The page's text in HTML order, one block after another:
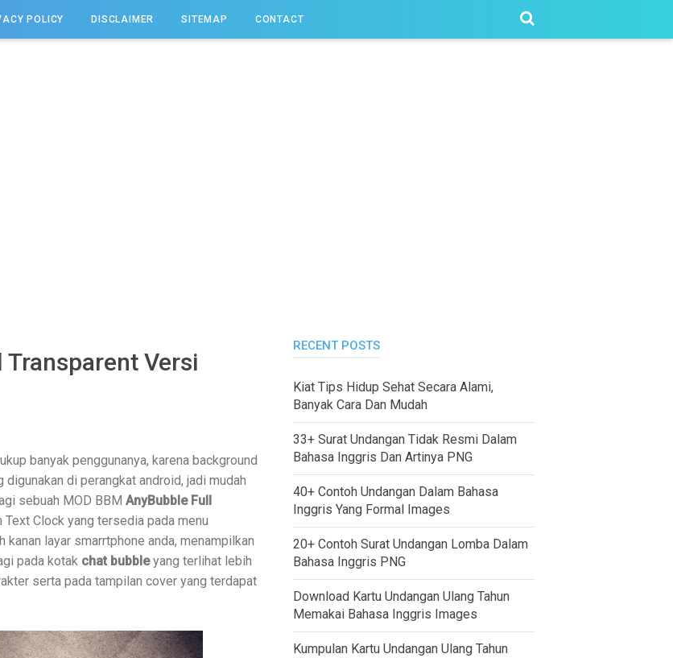
POLICY DISCLAIMER SITEMAP CONTACT
Versi
banyak penggunanya, karena background
di perangkat android, jadi mudah
sebuah MOD BBM AnyBubble Full
Text Clock yang tersedia pada menu
layar smarrtphone anda, menampilkan
pada kotak chat bubbleyang terlihat lebih
serta pada tampilan cover yang terdapat
RECENT POSTS
Kiat Tips Hidup Sehat Secara Alami,
Banyak Cara Dan Mudah
33+ Surat Undangan Tidak Resmi Dalam
Bahasa Inggris Dan Artinya PNG
40+ Contoh Undangan Dalam Bahasa
Inggris Yang Formal Images
20+ Contoh Surat Undangan Lomba Dalam
Bahasa Inggris PNG
Download Kartu Undangan Ulang Tahun
Memakai Bahasa Inggris Images
Kumpulan Kartu Undangan Ulang Tahun